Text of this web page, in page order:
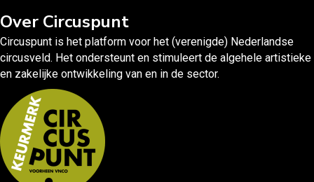
Over Circuspunt
Circuspunt is het platform voor het (verenigde) Nederlandse
circusveld. Het ondersteunt en stimuleert de algehele artistieke
en zakelijke ontwikkeling van en in de sector.